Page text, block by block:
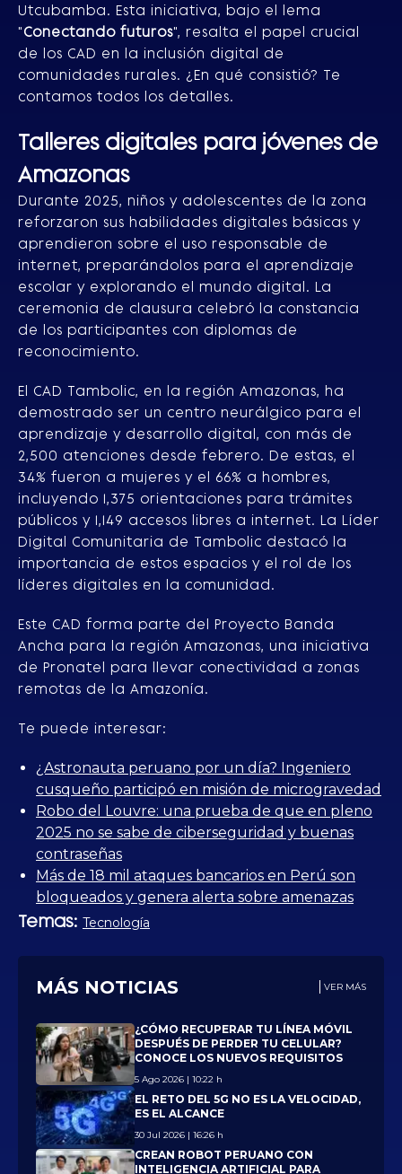
MÁS NOTICIAS VER MÁS
¿CÓMO RECUPERAR TU LÍNEA MÓVIL
DESPUÉS DE PERDER TU CELULAR?
CONOCE LOS NUEVOS REQUISITOS
5 Ago 2026 | 10:22 h
EL RETO DEL 5G NO ES LA VELOCIDAD,
ES EL ALCANCE
30 Jul 2026 | 16:26 h
CREAN ROBOT PERUANO CON
INTELIGENCIA ARTIFICIAL PARA
Utcubamba. Esta iniciativa, bajo el lema
"Conectando futuros", resalta el papel crucial
de los CAD en la inclusión digital de
comunidades rurales. ¿En qué consistió? Te
contamos todos los detalles.
Talleres digitales para jóvenes de
Amazonas
Durante 2025, niños y adolescentes de la zona
reforzaron sus habilidades digitales básicas y
aprendieron sobre el uso responsable de
internet, preparándolos para el aprendizaje
escolar y explorando el mundo digital. La
ceremonia de clausura celebró la constancia
de los participantes con diplomas de
reconocimiento.
El CAD Tambolic, en la región Amazonas, ha
demostrado ser un centro neurálgico para el
aprendizaje y desarrollo digital, con más de
2,500 atenciones desde febrero. De estas, el
34% fueron a mujeres y el 66% a hombres,
incluyendo 1,375 orientaciones para trámites
públicos y 1,149 accesos libres a internet. La Líder
Digital Comunitaria de Tambolic destacó la
importancia de estos espacios y el rol de los
líderes digitales en la comunidad.
Este CAD forma parte del Proyecto Banda
Ancha para la región Amazonas, una iniciativa
de Pronatel para llevar conectividad a zonas
remotas de la Amazonía.
Te puede interesar:
¿Astronauta peruano por un día? Ingeniero
cusqueño participó en misión de microgravedad
Robo del Louvre: una prueba de que en pleno
2025 no se sabe de ciberseguridad y buenas
contraseñas
Más de 18 mil ataques bancarios en Perú son
bloqueados y genera alerta sobre amenazas
Temas: Tecnología